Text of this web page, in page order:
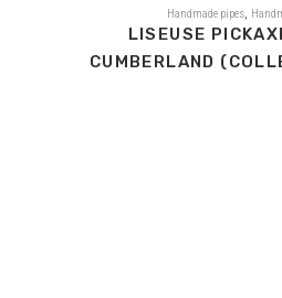
Handmade pipes
LISEUSE
CUMBERLAND